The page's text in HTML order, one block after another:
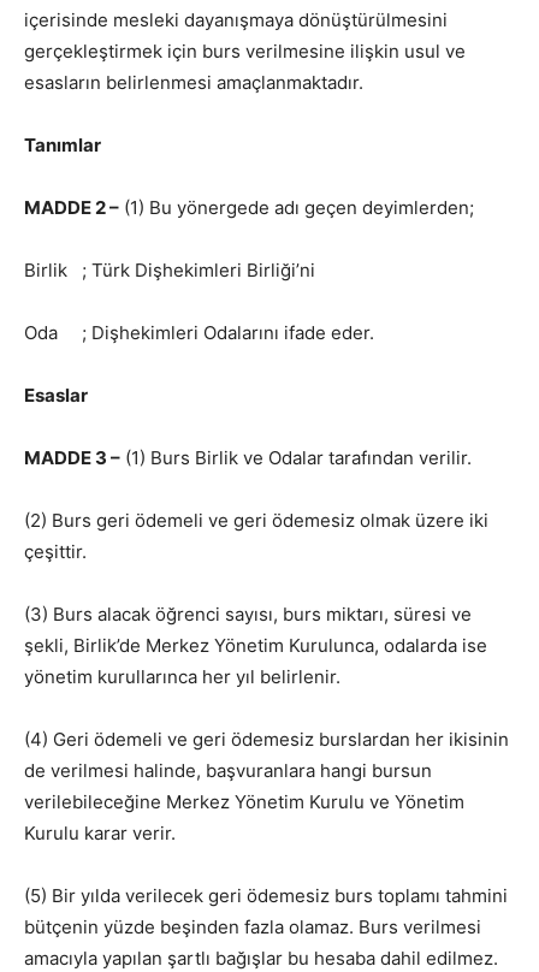
içerisinde mesleki dayanışmaya dönüştürülmesini
gerçekleştirmek için burs verilmesine ilişkin usul ve
esasların belirlenmesi amaçlanmaktadır.
Tanımlar
MADDE 2 – (1) Bu yönergede adı geçen deyimlerden;
Birlik ; Türk Dişhekimleri Birliği’ni
Oda ; Dişhekimleri Odalarını ifade eder.
Esaslar
MADDE 3 – (1) Burs Birlik ve Odalar tarafından verilir.
(2) Burs geri ödemeli ve geri ödemesiz olmak üzere iki
çeşittir.
(3) Burs alacak öğrenci sayısı, burs miktarı, süresi ve
şekli, Birlik’de Merkez Yönetim Kurulunca, odalarda ise
yönetim kurullarınca her yıl belirlenir.
(4) Geri ödemeli ve geri ödemesiz burslardan her ikisinin
de verilmesi halinde, başvuranlara hangi bursun
verilebileceğine Merkez Yönetim Kurulu ve Yönetim
Kurulu karar verir.
(5) Bir yılda verilecek geri ödemesiz burs toplamı tahmini
bütçenin yüzde beşinden fazla olamaz. Burs verilmesi
amacıyla yapılan şartlı bağışlar bu hesaba dahil edilmez.